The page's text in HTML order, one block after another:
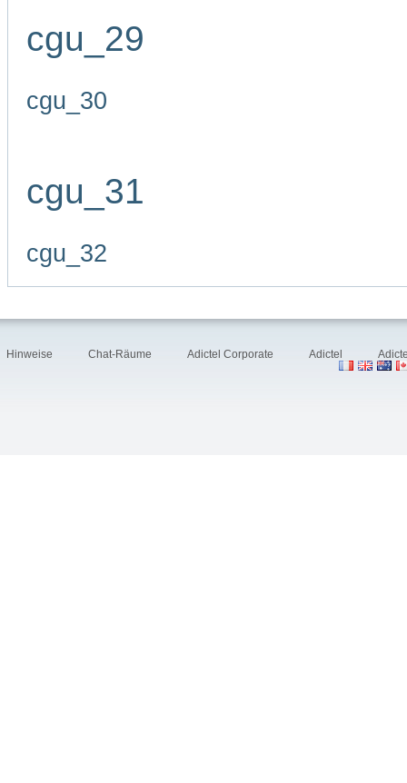
cgu_29
cgu_30
cgu_31
cgu_32
Hinweise Chat-Räume Adictel Corporate Adictel